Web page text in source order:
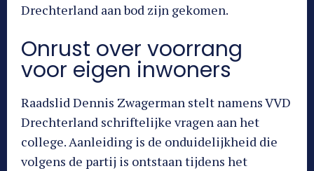
Drechterland aan bod zijn gekomen.
Onrust over voorrang
voor eigen inwoners
Raadslid Dennis Zwagerman stelt namens VVD
Drechterland schriftelijke vragen aan het
college. Aanleiding is de onduidelijkheid die
volgens de partij is ontstaan tijdens het